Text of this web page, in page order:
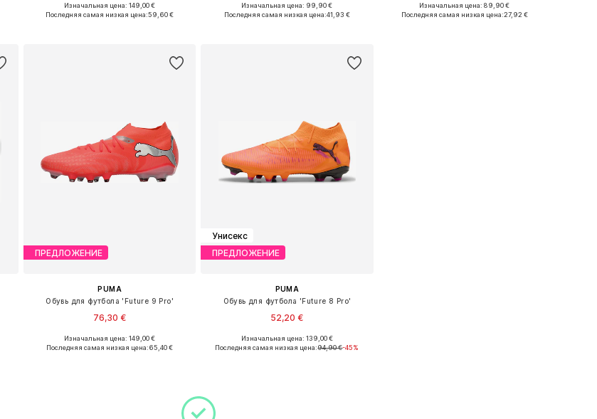
Доступные размеры: 39-39,5, 40,5-41
Изначальная цена: 149,00 €
Последняя самая низкая цена:59,60 €
Доступные размеры: 36,5-37, 37-37,5, 38
Изначальная цена: 99,90 €
Последняя самая низкая цена:41,93 €
Доступные размеры: 44
Изначальная цена: 89,90 €
Последняя самая низкая цена:27,92 €
ПРЕДЛОЖЕНИЕ
PUMA
Обувь для футбола 'Future 9 Pro'
76,30 €
Доступные размеры: 40,5
Изначальная цена: 149,00 €
Последняя самая низкая цена:65,40 €
Унисекс
ПРЕДЛОЖЕНИЕ
PUMA
Обувь для футбола 'Future 8 Pro'
52,20 €
Доступные размеры: 45
Изначальная цена: 139,00 €
Последняя самая низкая цена:94,90 €-45%